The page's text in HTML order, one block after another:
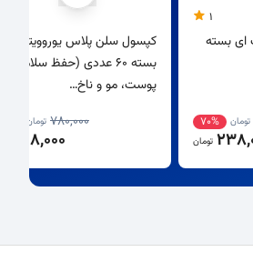
1
ای بسته
تومان 70%
تومان
کپسول سلن پلاس یوروویتال
بسته 60 عددی (حفظ سلامت
پوست، مو و ناخ…
780,000 تومان
298,000